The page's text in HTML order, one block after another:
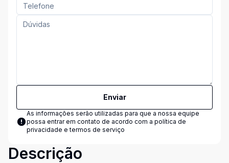
Enviar
As informações serão utilizadas para que a nossa equipe
possa entrar em contato de acordo com a política de
privacidade e termos de serviço
Descrição